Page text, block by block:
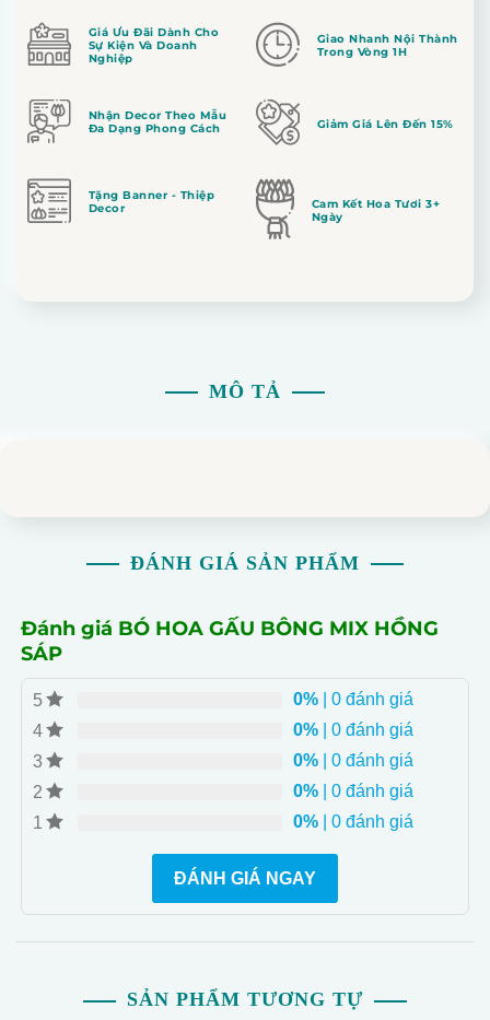
Giá Ưu Đãi Dành Cho
Sự Kiện Và Doanh
Nghiệp
Giao Nhanh Nội Thành
Trong Vòng 1H
Nhận Decor Theo Mẫu
Đa Dạng Phong Cách
Giảm Giá Lên Đến 15%
Tặng Banner - Thiệp
Decor
Cam Kết Hoa Tươi 3+
Ngày
MÔ TẢ
ĐÁNH GIÁ SẢN PHẨM
Đánh giá BÓ HOA GẤU BÔNG MIX HỒNG
SÁP
5 0%| 0 đánh giá
4
0%| 0 đánh giá
3
0%| 0 đánh giá
2
0%| 0 đánh giá
1
0%| 0 đánh giá
ĐÁNH GIÁ NGAY
SẢN PHẨM TƯƠNG TỰ